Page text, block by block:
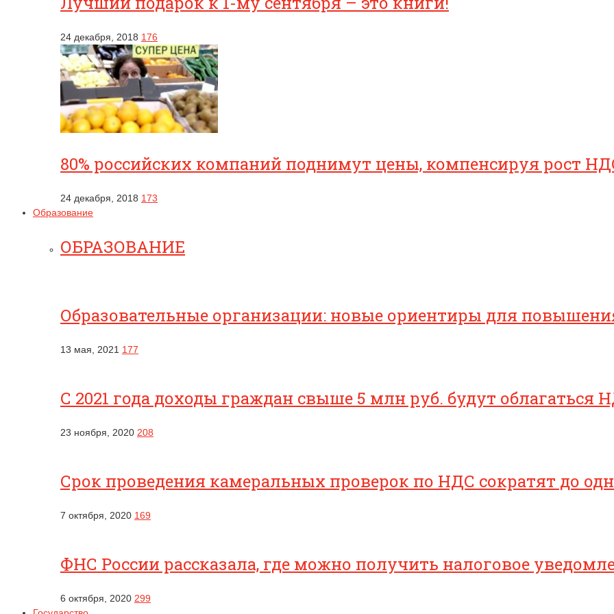
24 декабря, 2018 176
80% российских компаний поднимут цены, компенсируя рост
24 декабря, 2018 173
Образование
ОБРАЗОВАНИЕ
Образовательные организации: новые ориентиры для
13 мая, 2021 177
С 2021 года доходы граждан свыше 5 млн руб. будут облагаться
23 ноября, 2020 208
Срок проведения камеральных проверок по НДС сократят до
7 октября, 2020 169
ФНС России рассказала, где можно получить налоговое
6 октября, 2020 299